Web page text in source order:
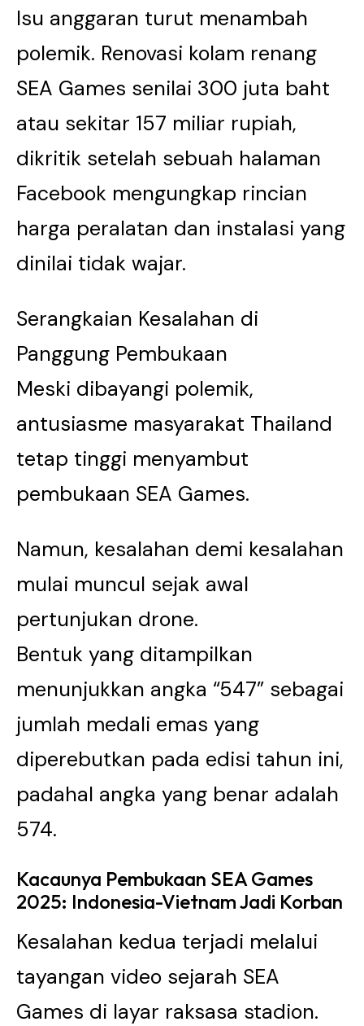
Isu anggaran turut menambah
polemik. Renovasi kolam renang
SEA Games senilai 300 juta baht
atau sekitar 157 miliar rupiah,
dikritik setelah sebuah halaman
Facebook mengungkap rincian
harga peralatan dan instalasi yang
dinilai tidak wajar.
Serangkaian Kesalahan di
Panggung Pembukaan
Meski dibayangi polemik,
antusiasme masyarakat Thailand
tetap tinggi menyambut
pembukaan SEA Games.
Namun, kesalahan demi kesalahan
mulai muncul sejak awal
pertunjukan drone.
Bentuk yang ditampilkan
menunjukkan angka “547” sebagai
jumlah medali emas yang
diperebutkan pada edisi tahun ini,
padahal angka yang benar adalah
574.
Kacaunya Pembukaan SEA Games
2025: Indonesia-Vietnam Jadi Korban
Kesalahan kedua terjadi melalui
tayangan video sejarah SEA
Games di layar raksasa stadion.